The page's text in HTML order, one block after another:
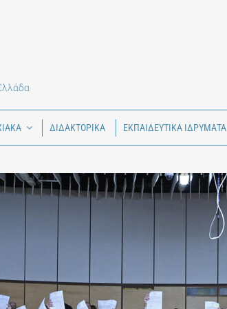
ΔΙΔΑΚΤΟΡΙΚΑ ΕΚΠΑΙΔΕΥΤΙΚΑ ΙΔΡΥΜΑΤΑ